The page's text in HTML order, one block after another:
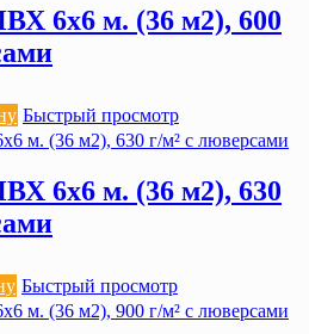
6х6 м. (36 м2), 600
Быстрый просмотр
6х6 м. (36 м2), 630
Быстрый просмотр